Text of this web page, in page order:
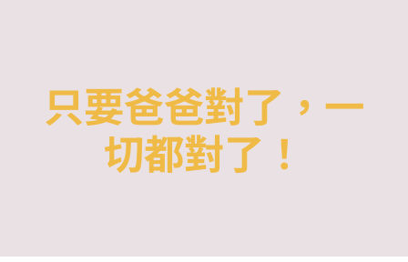
只要爸爸對了，一
切都對了！